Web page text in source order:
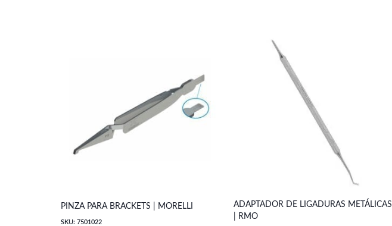
PINZA PARA BRACKETS | MORELLI
SKU: 7501022
ADAPTADOR DE LIGADURAS METÁLICAS
| RMO